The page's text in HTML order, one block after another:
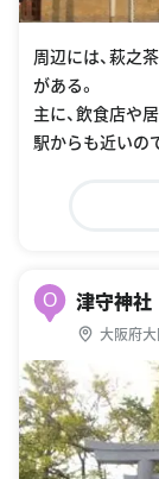
周辺には、萩之
がある。
主に、飲食店や
駅からも近いの
O 津守神社
大阪府